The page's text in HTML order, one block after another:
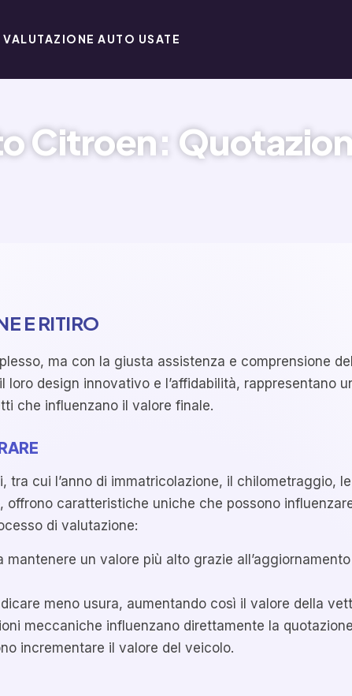
VALUTAZIONE AUTO USATE
Citroen:
E RITIRO
ma con la giusta assistenza e comprensione
design innovativo e l’affidabilità, rappresentano
che influenzano il valore finale.
tra cui l’anno di immatricolazione, il chilometraggio,
caratteristiche uniche che possono
di valutazione:
mantenere un valore più alto grazie
meno usura, aumentando così il valore della
meccaniche influenzano direttamente la
incrementare il valore del veicolo.